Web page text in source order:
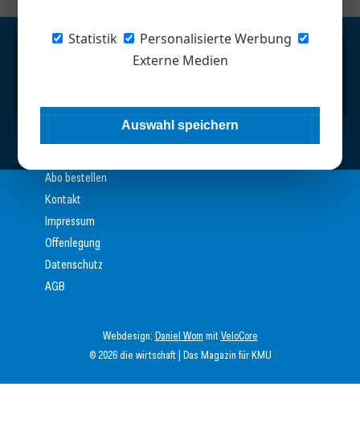
Statistik
Personalisierte Werbung
Externe Medien
Auswahl speichern
© 2026 die wirtschaft | Das Magazin für KMU
Webdesign: Daniel Wom mitVeloCore
Abo bestellen
Kontakt
Impressum
Offenlegung
Datenschutz
AGB